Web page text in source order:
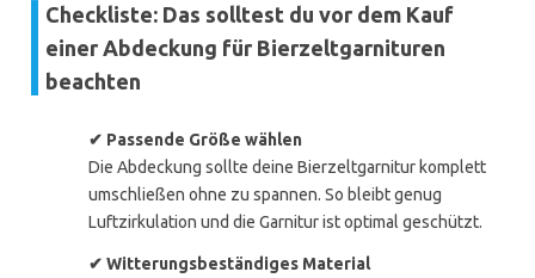
Checkliste: Das solltest du vor dem Kauf
einer Abdeckung für Bierzeltgarnituren
beachten
✔ Passende Größe wählen
Die Abdeckung sollte deine Bierzeltgarnitur komplett
umschließen ohne zu spannen. So bleibt genug
Luftzirkulation und die Garnitur ist optimal geschützt.
✔ Witterungsbeständiges Material